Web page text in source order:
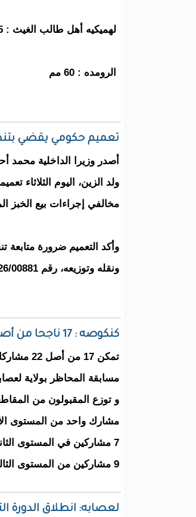
لهميكيه أهل طالب الغيث : 35 مم
الرومده : 60 مم
تعميم حكومي يقضي
أصدر وزيرا الداخلية محمد
ولد الزين، اليوم الثلاثاء
مخالفي إجراءات بيع الخبز
وأكد التعميم ضرورة متابعة
ونقله وتوزيعه، رقم 2026/00881 الصادر بتاريخ 02 يوليو 2026.
كنكوصه : 17 ناجحا من أصل 22 مشاركا في مسابقة المحاظر (لوائح الناجحين في الولاية)
تمكن 17
مسابقة المحاظر بولاية
و توزع المقبولون من
مشارك واحد من المستوى
7 مشاركين في المستوى الثاني
9 مشاركين من المستوى الثالث
لعصابه: انطلاق الدورة